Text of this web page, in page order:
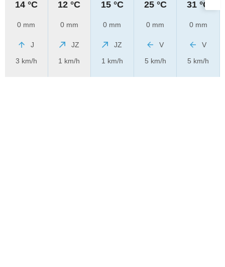
14 °C
0 mm
J
3 km/h
12 °C
0 mm
JZ
1 km/h
15 °C
0 mm
JZ
1 km/h
25 °C
0 mm
V
5 km/h
31 °C
0 mm
V
5 km/h